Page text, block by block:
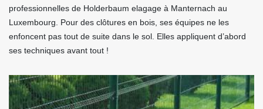
professionnelles de Holderbaum elagage à Manternach au
Luxembourg. Pour des clôtures en bois, ses équipes ne les
enfoncent pas tout de suite dans le sol. Elles appliquent d’abord
ses techniques avant tout !